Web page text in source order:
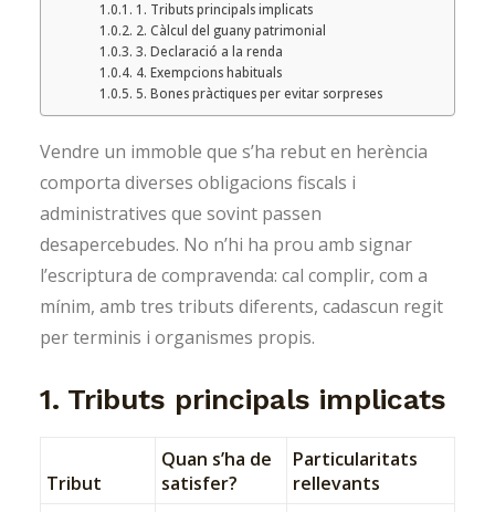
1. Tributs principals implicats
2. Càlcul del guany patrimonial
3. Declaració a la renda
4. Exempcions habituals
5. Bones pràctiques per evitar sorpreses
Vendre un immoble que s’ha rebut en herència
comporta diverses obligacions fiscals i
administratives que sovint passen
desapercebudes. No n’hi ha prou amb signar
l’escriptura de compravenda: cal complir, com a
mínim, amb tres tributs diferents, cadascun regit
per terminis i organismes propis.
1. Tributs principals implicats
Tribut
Quan s’ha de
satisfer?
Particularitats
rellevants